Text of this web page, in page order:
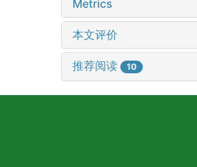
Metrics
本文评价
推荐阅读 10